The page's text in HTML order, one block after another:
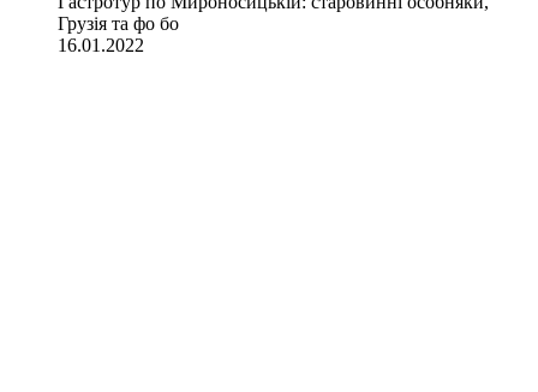
Грузія та фо бо
16.01.2022